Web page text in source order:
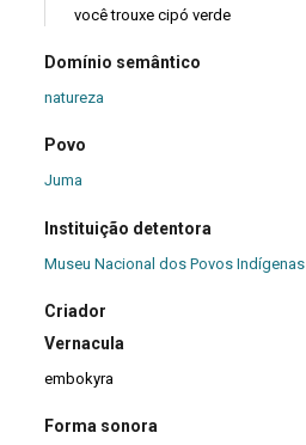
você trouxe cipó verde
Domínio semântico
natureza
Povo
Juma
Instituição detentora
Museu Nacional dos Povos Indígenas
Criador
Vernacula
embokyra
Forma sonora